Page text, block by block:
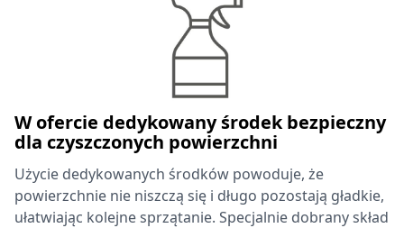
W ofercie dedykowany środek bezpieczny
dla czyszczonych powierzchni
Użycie dedykowanych środków powoduje, że
powierzchnie nie niszczą się i długo pozostają gładkie,
ułatwiając kolejne sprzątanie. Specjalnie dobrany skład